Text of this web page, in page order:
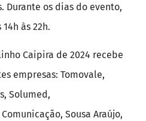
Durante os dias do evento,
às 22h.
Caipira de 2024 recebe
empresas: Tomovale,
Solumed,
Sousa Araújo,